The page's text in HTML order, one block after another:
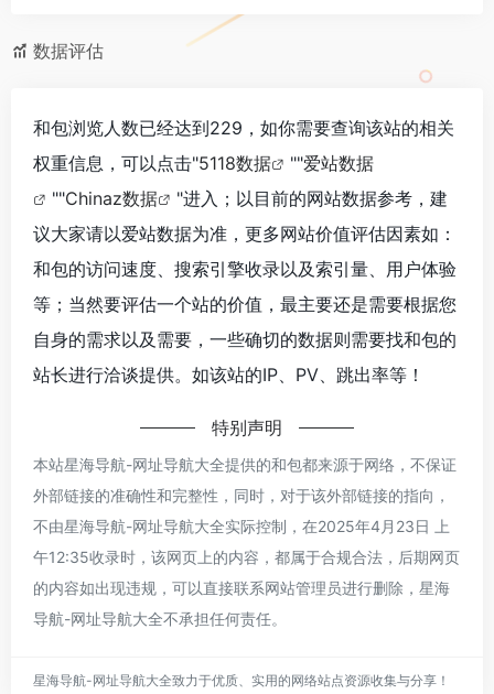
数据评估
和包浏览人数已经达到229，如你需要查询该站的相关
权重信息，可以点击"5118数据 ""爱站数据
""Chinaz数据
"进入；以目前的网站数据参考，建
议大家请以爱站数据为准，更多网站价值评估因素如：
和包的访问速度、搜索引擎收录以及索引量、用户体验
等；当然要评估一个站的价值，最主要还是需要根据您
自身的需求以及需要，一些确切的数据则需要找和包的
站长进行洽谈提供。如该站的IP、PV、跳出率等！
特别声明
本站星海导航-网址导航大全提供的和包都来源于网络，不保证
外部链接的准确性和完整性，同时，对于该外部链接的指向，
不由星海导航-网址导航大全实际控制，在2025年4月23日 上
午12:35收录时，该网页上的内容，都属于合规合法，后期网页
的内容如出现违规，可以直接联系网站管理员进行删除，星海
导航-网址导航大全不承担任何责任。
星海导航-网址导航大全致力于优质、实用的网络站点资源收集与分享！